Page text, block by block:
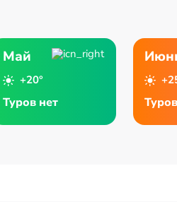
Май
+20°
Туров нет